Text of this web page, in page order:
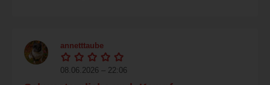
annetttaube
08.06.2026 – 22:06